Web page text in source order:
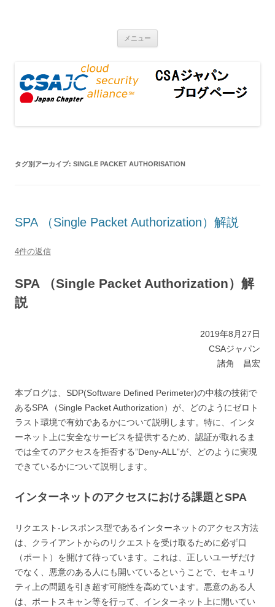
メニュー
タグ別アーカイブ: SINGLE PACKET AUTHORISATION
SPA （Single Packet Authorization）解説
4件の返信
SPA （Single Packet Authorization）解
説
2019年8月27日
CSAジャパン
諸角 昌宏
本ブログは、SDP(Software Defined Perimeter)の中核の技術で
あるSPA （Single Packet Authorization）が、どのようにゼロト
ラスト環境で有効であるかについて説明します。特に、インタ
ーネット上に安全なサービスを提供するため、認証が取れるま
では全てのアクセスを拒否する”Deny-ALL”が、どのように実現
できているかについて説明します。
インターネットのアクセスにおける課題とSPA
リクエスト-レスポンス型であるインターネットのアクセス方法
は、クライアントからのリクエストを受け取るために必ず口
（ポート）を開けて待っています。これは、正しいユーザだけ
でなく、悪意のある人にも開いているということで、セキュリ
ティ上の問題を引き超す可能性を高めています。悪意のある人
は、ポートスキャン等を行って、インターネット上に開いてい